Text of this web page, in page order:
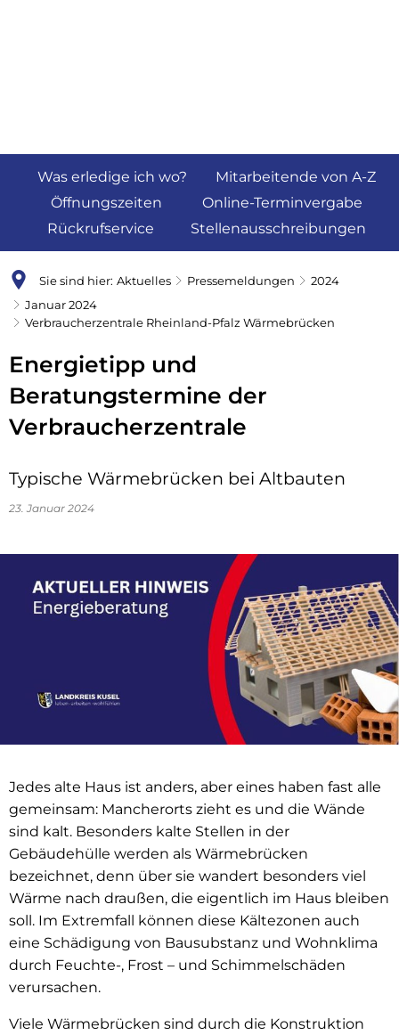
Was erledige ich wo?
Mitarbeitende von A-Z
Öffnungszeiten
Online-Terminvergabe
Rückrufservice
Stellenausschreibungen
Sie sind hier: Aktuelles Pressemeldungen
2024
Januar 2024
Verbraucherzentrale Rheinland-Pfalz Wärmebrücken
Energietipp und
Beratungstermine der
Verbraucherzentrale
Typische Wärmebrücken bei Altbauten
23. Januar 2024
Jedes alte Haus ist anders, aber eines haben fast alle
gemeinsam: Mancherorts zieht es und die Wände
sind kalt. Besonders kalte Stellen in der
Gebäudehülle werden als Wärmebrücken
bezeichnet, denn über sie wandert besonders viel
Wärme nach draußen, die eigentlich im Haus bleiben
soll. Im Extremfall können diese Kältezonen auch
eine Schädigung von Bausubstanz und Wohnklima
durch Feuchte-, Frost – und Schimmelschäden
verursachen.
Viele Wärmebrücken sind durch die Konstruktion